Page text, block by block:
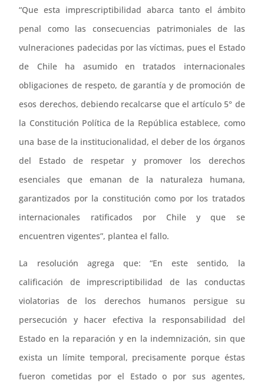
“Que esta imprescriptibilidad abarca tanto el ámbito
penal como las consecuencias patrimoniales de las
vulneraciones padecidas por las víctimas, pues el Estado
de Chile ha asumido en tratados internacionales
obligaciones de respeto, de garantía y de promoción de
esos derechos, debiendo recalcarse que el artículo 5° de
la Constitución Política de la República establece, como
una base de la institucionalidad, el deber de los órganos
del Estado de respetar y promover los derechos
esenciales que emanan de la naturaleza humana,
garantizados por la constitución como por los tratados
internacionales ratificados por Chile y que se
encuentren vigentes”, plantea el fallo.
La resolución agrega que: “En este sentido, la
calificación de imprescriptibilidad de las conductas
violatorias de los derechos humanos persigue su
persecución y hacer efectiva la responsabilidad del
Estado en la reparación y en la indemnización, sin que
exista un límite temporal, precisamente porque éstas
fueron cometidas por el Estado o por sus agentes,